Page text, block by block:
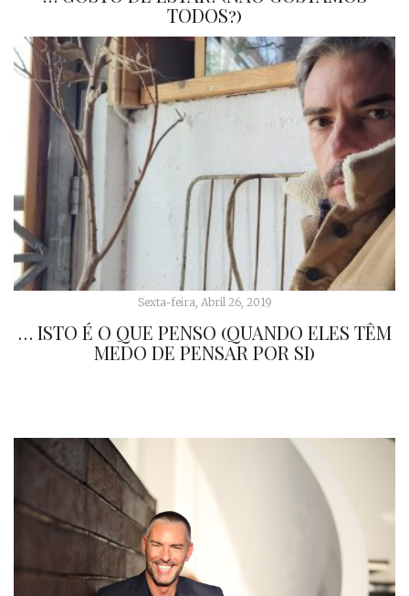
TODOS?)
Sexta-feira, Abril 26, 2019
… ISTO É O QUE PENSO (QUANDO ELES TÊM
MEDO DE PENSAR POR SI)